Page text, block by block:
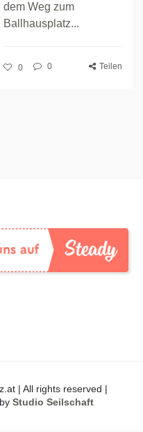
dem Weg zum
Ballhausplatz...
0 0 Teilen
| All rights reserved |
Studio Seilschaft